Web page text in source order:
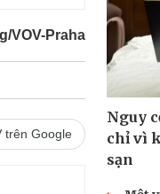
VOV-Praha
trên Google
Nguy
chỉ vì
sạn